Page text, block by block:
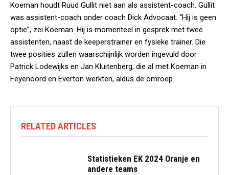
Koeman houdt Ruud Gullit niet aan als assistent-coach. Gullit
was assistent-coach onder coach Dick Advocaat. “Hij is geen
optie”, zei Koeman. Hij is momenteel in gesprek met twee
assistenten, naast de keeperstrainer en fysieke trainer. Die
twee posities zullen waarschijnlijk worden ingevuld door
Patrick Lodewijks en Jan Kluitenberg, die al met Koeman in
Feyenoord en Everton werkten, aldus de omroep.
RELATED ARTICLES
Statistieken EK 2024 Oranje en
andere teams